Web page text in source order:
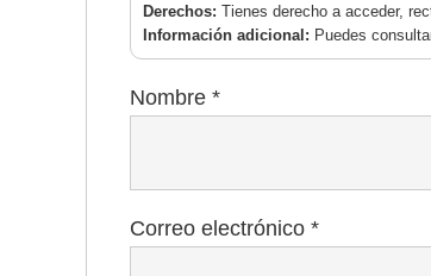
Derechos: Tienes derecho a acceder,
Información adicional: Puedes
Nombre *
Correo electrónico *